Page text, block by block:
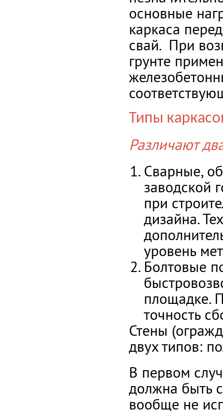
основные
каркаса
свай. При
грунте
Типы
Различают
Сварные,
заводской
при
дизайна.
уровень
Болтовые
площадке.
точность
Стены
двух типов:
В первом
должна быть
вообще не